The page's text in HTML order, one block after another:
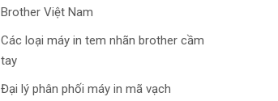
Brother Việt Nam
Các loại máy in tem nhãn brother cầm
tay
Đại lý phân phối máy in mã vạch